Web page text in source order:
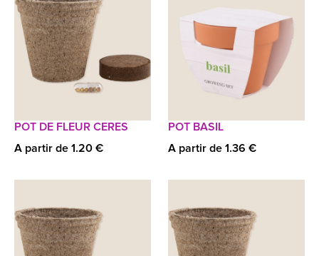
POT DE FLEUR CERES
A partir de 1.20 €
POT BASIL
A partir de 1.36 €